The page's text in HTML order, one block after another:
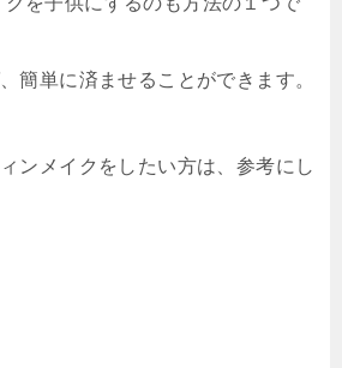
簡単に済ませることができます。
ンメイクをしたい方は、参考にし